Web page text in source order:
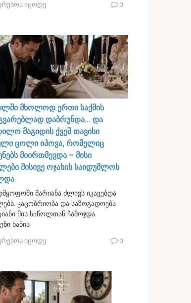
იცოდე 0
მხოლოდ ერთი საქმის
დაბრუნდა… და
მაგიდის ქვეშ თავისი
ცოლი იპოვა, რომელიც
მიირთმევდა – მისი
მისივე ოჯახის საიდუმლოს
მარიანა ძლივს იკავებდა
კაცობრიობა და საზოგადოება
მის საწოლთან ჩამოჯდა.
ხანია
იცოდე 0